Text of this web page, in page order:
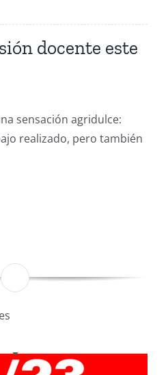
docente este
sensación agridulce:
realizado, pero también